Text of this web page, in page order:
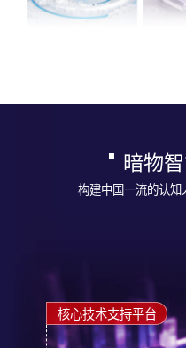
暗物
构建中国一流的认知
核心技术支持平台